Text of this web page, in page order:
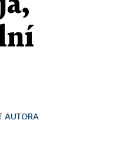
AUTORA